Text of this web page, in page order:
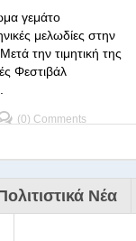
γεμάτο
μελωδίες στην
την τιμητική της
Φεστιβάλ
(0) Comments
Νέα